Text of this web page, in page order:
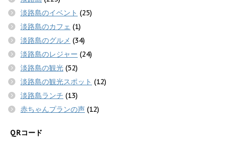
淡路島のイベント (25)
淡路島のカフェ (1)
淡路島のグルメ (34)
淡路島のレジャー (24)
淡路島の観光 (52)
淡路島の観光スポット (12)
淡路島ランチ (13)
赤ちゃんプランの声 (12)
QRコード